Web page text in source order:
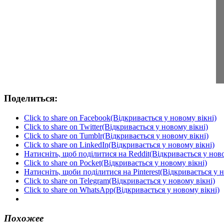
Поделиться:
Click to share on Facebook(Відкривається у новому вікні)
Click to share on Twitter(Відкривається у новому вікні)
Click to share on Tumblr(Відкривається у новому вікні)
Click to share on LinkedIn(Відкривається у новому вікні)
Натисніть, щоб поділитися на Reddit(Відкривається у
Click to share on Pocket(Відкривається у новому вікні)
Натисніть, щоби поділитися на Pinterest(Відкривається у
Click to share on Telegram(Відкривається у новому вікні)
Click to share on WhatsApp(Відкривається у новому вікні)
Похожее